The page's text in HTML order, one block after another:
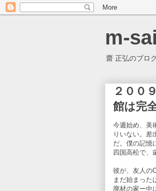
m-
齋 正弘のブロ
２００
館は完
今週始め、美
りいない。差
だ。僕の記憶
四国高松で、
彼が、友人の
まだ始まった
廃材の家ー中